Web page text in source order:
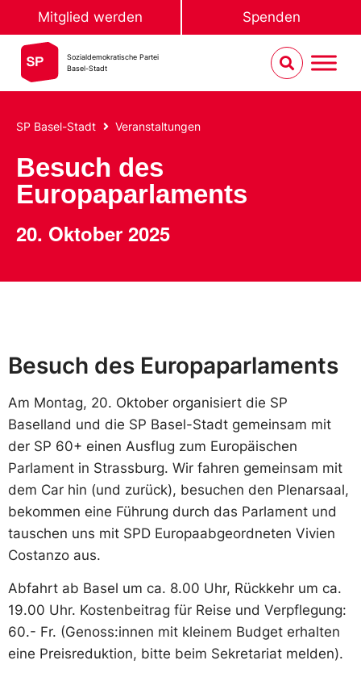
Mitglied werden Spenden
Sozialdemokratische Partei
Basel-Stadt
SP Basel-Stadt Veranstaltungen
Besuch des
Europaparlaments
20. Oktober 2025
Besuch des Europaparlaments
Am Montag, 20. Oktober organisiert die SP
Baselland und die SP Basel-Stadt gemeinsam mit
der SP 60+ einen Ausflug zum Europäischen
Parlament in Strassburg. Wir fahren gemeinsam mit
dem Car hin (und zurück), besuchen den Plenarsaal,
bekommen eine Führung durch das Parlament und
tauschen uns mit SPD Europaabgeordneten Vivien
Costanzo aus.
Abfahrt ab Basel um ca. 8.00 Uhr, Rückkehr um ca.
19.00 Uhr. Kostenbeitrag für Reise und Verpflegung:
60.- Fr. (Genoss:innen mit kleinem Budget erhalten
eine Preisreduktion, bitte beim Sekretariat melden).